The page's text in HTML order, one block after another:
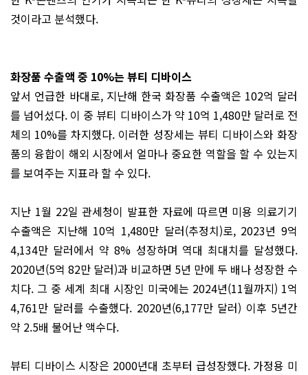
것이라고 분석했다.
화장품 수출액 중 10%는 뷰티 디바이스
앞서 언급한 바대로, 지난해 한국 화장품 수출액은 102억 달러
를 넘어섰다. 이 중 뷰티 디바이스가 약 10억 1,480만 달러로 전
체의 10%를 차지했다. 이러한 성장세는 뷰티 디바이스와 화장
품의 융합이 해외 시장에서 얼마나 중요한 역할을 할 수 있는지
를 보여주는 지표라 할 수 있다.
지난 1월 22일 관세청이 발표한 자료에 따르면 미용 의료기기
수출액은 지난해 10억 1,480만 달러(추정치)로, 2023년 9억
4,134만 달러에서 약 8% 성장하며 역대 최대치를 달성했다.
2020년(5억 82만 달러)과 비교하면 5년 만에 두 배나 성장한 수
치다. 그 중 세계 최대 시장인 미국에는 2024년(11월까지) 1억
4,761만 달러를 수출했다. 2020년(6,177만 달러) 이후 5년간
약 2.5배 불어난 액수다.
뷰티 디바이스 시장은 2000년대 초부터 급성장했다. 가정용 미